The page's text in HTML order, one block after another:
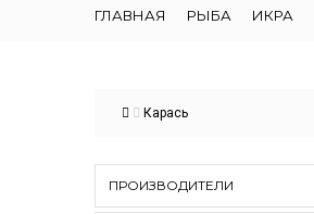
ГЛАВНАЯ РЫБА ИКРА
Карась
ПРОИЗВОДИТЕЛИ